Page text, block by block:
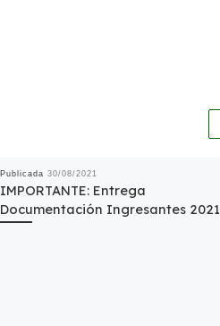
Publicada 30/08/2021
IMPORTANTE: Entrega
Documentación Ingresantes 2021